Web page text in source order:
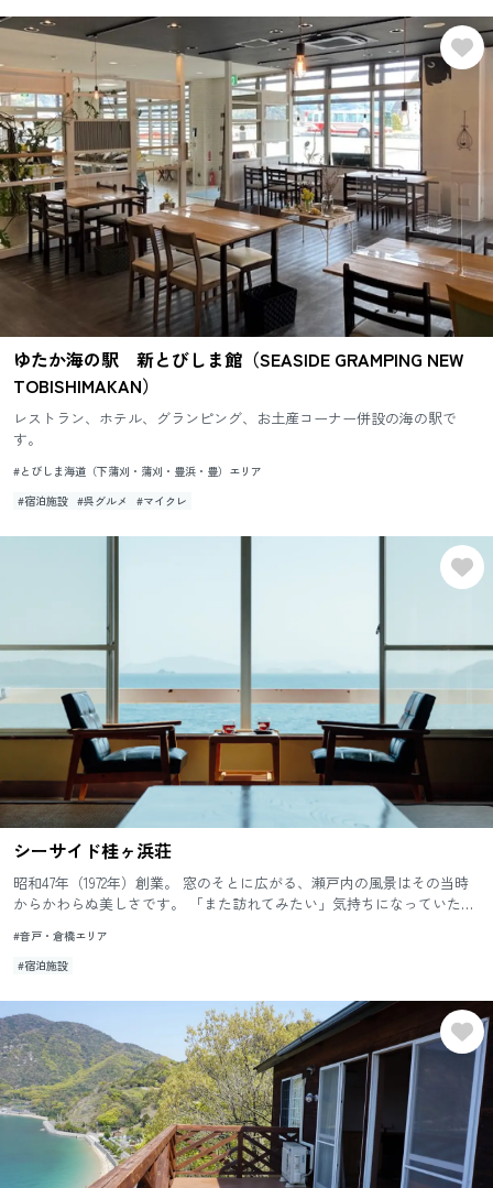
ゆたか海の駅 新とびしま館（SEASIDE GRAMPING NEW
TOBISHIMAKAN）
レストラン、ホテル、グランピング、お土産コーナー併設の海の駅で
す。
#とびしま海道（下蒲刈・蒲刈・豊浜・豊）エリア
#宿泊施設 #呉グルメ #マイクレ
シーサイド桂ヶ浜荘
昭和47年（1972年）創業。 窓のそとに広がる、瀬戸内の風景はその当時
からかわらぬ美しさです。 「また訪れてみたい」気持ちになっていただ
#音戸・倉橋エリア
#宿泊施設